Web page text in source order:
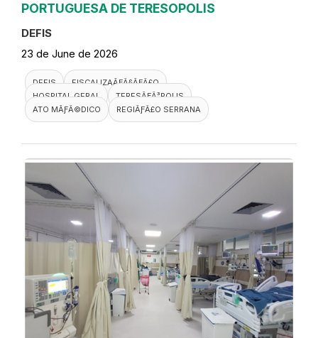
PORTUGUESA DE TERESOPOLIS
DEFIS
23 de June de 2026
DEFIS
FISCALIZAÃƑÂ§ÃƑÂ£O
HOSPITAL GERAL
TERESÃƑÂ³POLIS
ATO MÃƑÂ©DICO
REGIÃƑÂ£O SERRANA